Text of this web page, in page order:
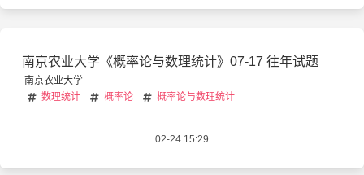
南京农业大学《概率论与数理统计》07-17 往年试题
南京农业大学
数理统计
概率论 概率论与数理统计
02-24 15:29